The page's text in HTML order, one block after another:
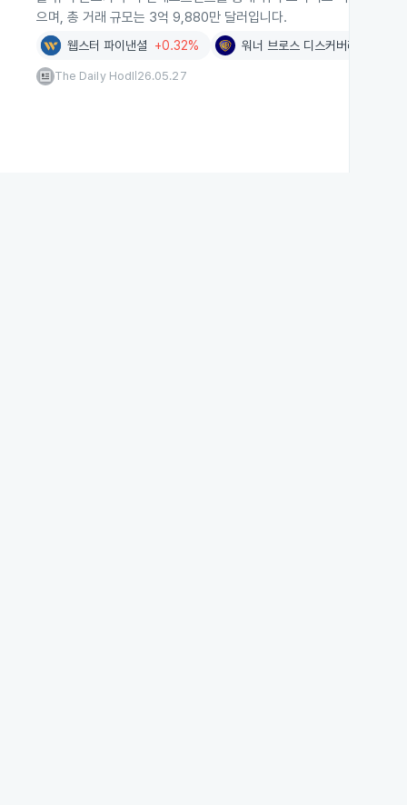
으며, 총 거래 규모는 3억 9,880만 달러입니다.
웹스터 파이낸셜 +0.32% 워너 브로스 디스커버리
The Daily Hodl 26.05.27